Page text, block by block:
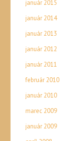
január 2015
január 2014
január 2013
január 2012
január 2011
február 2010
január 2010
marec 2009
január 2009